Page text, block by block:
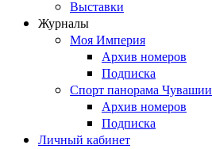
Выставки
Журналы
Моя Империя
Архив номеров
Подписка
Спорт панорама Чувашии
Архив номеров
Подписка
Личный кабинет